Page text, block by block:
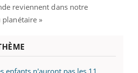
reviennent dans notre
planétaire »